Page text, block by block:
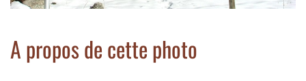
A propos de cette photo